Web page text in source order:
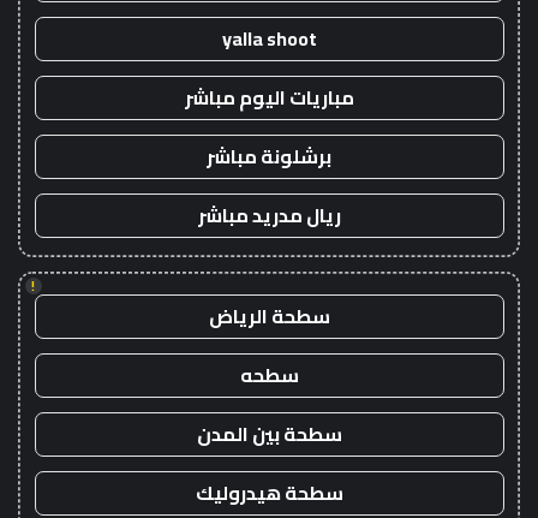
yalla shoot
مباريات اليوم مباشر
برشلونة مباشر
ريال مدريد مباشر
!
سطحة الرياض
سطحه
سطحة بين المدن
سطحة هيدروليك